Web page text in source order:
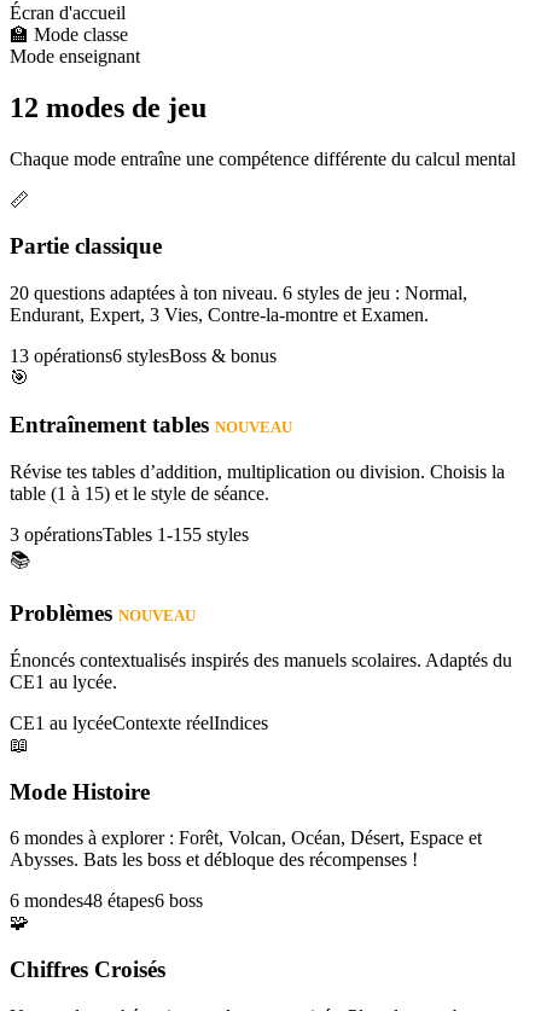
Écran d'accueil
🏫 Mode classe
Mode enseignant
12 modes de jeu
Chaque mode entraîne une compétence différente du calcul mental
📏
Partie classique
20 questions adaptées à ton niveau. 6 styles de jeu : Normal,
Endurant, Expert, 3 Vies, Contre-la-montre et Examen.
13 opérations6 stylesBoss & bonus
🎯
Entraînement tables NOUVEAU
Révise tes tables d’addition, multiplication ou division. Choisis la
table (1 à 15) et le style de séance.
3 opérationsTables 1-155 styles
📚
Problèmes NOUVEAU
Énoncés contextualisés inspirés des manuels scolaires. Adaptés du
CE1 au lycée.
CE1 au lycéeContexte réelIndices
📖
Mode Histoire
6 mondes à explorer : Forêt, Volcan, Océan, Désert, Espace et
Abysses. Bats les boss et débloque des récompenses !
6 mondes48 étapes6 boss
🧩
Chiffres Croisés